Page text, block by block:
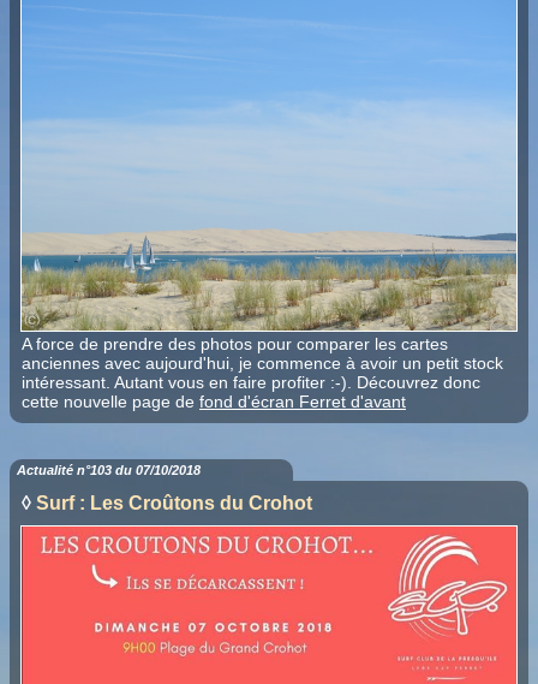
A force de prendre des photos pour comparer les cartes
anciennes avec aujourd'hui, je commence à avoir un petit stock
intéressant. Autant vous en faire profiter :-). Découvrez donc
cette nouvelle page de fond d'écran Ferret d'avant
Actualité n°103 du 07/10/2018
◊ Surf : Les Croûtons du Crohot